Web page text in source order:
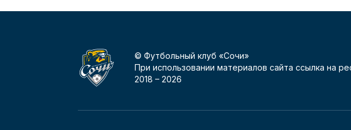
© Футбольный клуб «Сочи»
При использовании материалов сайта ссылка на
2018 – 2026